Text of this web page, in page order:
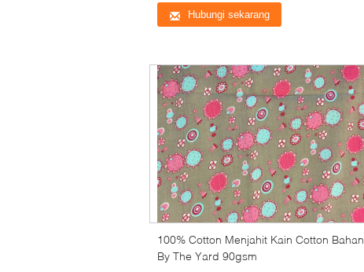
Hubungi sekarang
100% Cotton Menjahit Kain Cotton Bahan
By The Yard 90gsm